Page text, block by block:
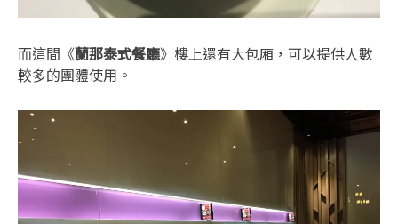
而這間《蘭那泰式餐廳》樓上還有大包廂，可以提供人數
較多的團體使用。